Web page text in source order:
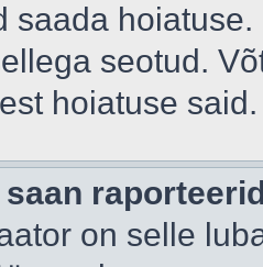
saada
seotud.
hoiatuse said.
saan
on selle